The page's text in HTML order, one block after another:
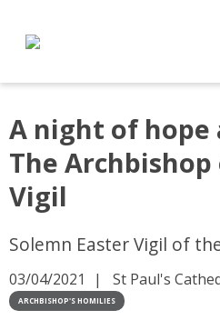
A night of hope
The Archbishop
Vigil
Solemn Easter Vigil of
03/04/2021 St Paul's
ARCHBISHOP'S HOMILIES